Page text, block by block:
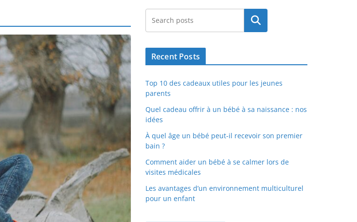
Rechercher
Recent Posts
Top 10 des cadeaux utiles pour les jeunes
parents
Quel cadeau offrir à un bébé à sa naissance : nos
idées
À quel âge un bébé peut-il recevoir son premier
bain ?
Comment aider un bébé à se calmer lors de
visites médicales
Les avantages d’un environnement multiculturel
pour un enfant